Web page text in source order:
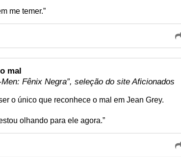
me temer.”
mal
Fênix Negra”, seleção do site Aficionados
o único que reconhece o mal em Jean Grey.
olhando para ele agora.”